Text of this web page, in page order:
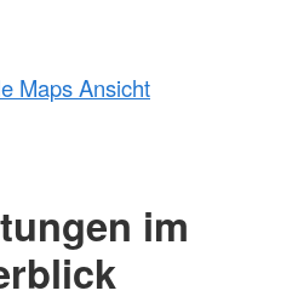
Maps Ansicht
im